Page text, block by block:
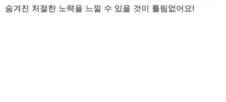
숨겨진 처절한 노력을 느낄 수 있을 것이 틀림없어요!